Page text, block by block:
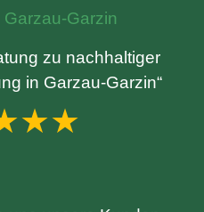
Garzin
zu nachhaltiger
in Garzau-Garzin“